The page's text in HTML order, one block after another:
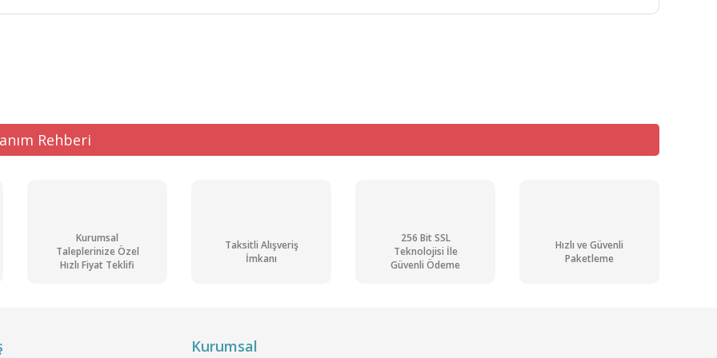
Rehberi
Kurumsal
Taleplerinize Özel
Hızlı Fiyat Teklifi
Taksitli Alışveriş
İmkanı
256 Bit SSL
Teknolojisi İle
Güvenli Ödeme
Hızlı ve Güvenli
Paketleme
Kurumsal